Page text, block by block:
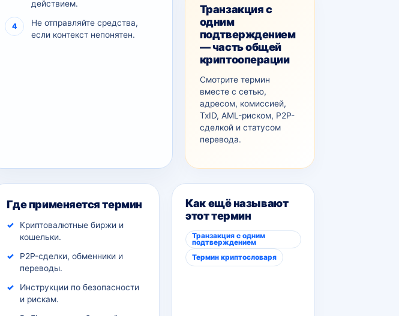
действием.
Не отправляйте средства,
если контекст непонятен.
Транзакция с
одним
подтверждением
— часть общей
криптооперации
Смотрите термин
вместе с сетью,
адресом, комиссией,
TxID, AML-рискoм, P2P-
сделкой и статусом
перевода.
Где применяется термин
Криптовалютные биржи и
кошельки.
P2P-сделки, обменники и
переводы.
Инструкции по безопасности
и рискам.
Как ещё называют
этот термин
Транзакция с одним
подтверждением
Термин криптословаря